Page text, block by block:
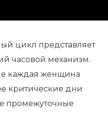
цикл представляет
часовой механизм.
каждая женщина
критические дни
промежуточные